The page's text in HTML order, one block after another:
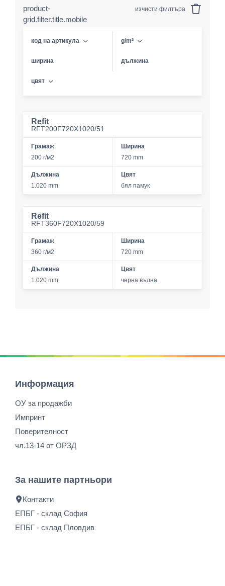
product-
grid.filter.title.mobile
изчисти филтъра
код на артикула g/m²
ширина дължина
цвят
Refit
RFT200F720X1020/51
Грамаж
200 г/м2
Ширина
720 mm
Дължина
1.020 mm
Цвят
бял памук
Refit
RFT360F720X1020/59
Грамаж
360 г/м2
Ширина
720 mm
Дължина
1.020 mm
Цвят
черна вълна
Информация
ОУ за продажби
Импринт
Поверителност
чл.13-14 от ОРЗД
За нашите партньори
Контакти
ЕПБГ - склад София
ЕПБГ - склад Пловдив